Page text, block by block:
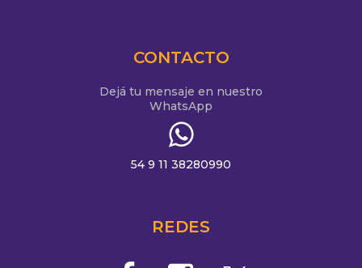
CONTACTO
Dejá tu mensaje en nuestro
WhatsApp
54 9 11 38280990
REDES